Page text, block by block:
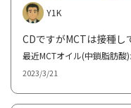
Y1K
CDですがMCTは接種し
2023/3/21